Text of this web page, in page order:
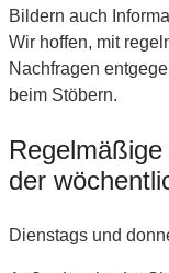
Bildern auch
Wir hoffen, mit
Nachfragen
beim Stöbern.
der
Dienstags und